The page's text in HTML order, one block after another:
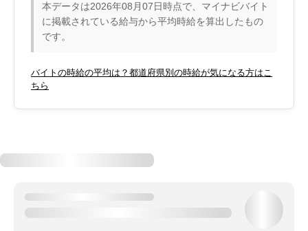
本データは2026年08月07日時点で、マイナビバイト
に掲載されている給与から平均時給を算出したもの
です。
バイトの時給の平均は？都道府県別の時給が気になる方はこ
ちら